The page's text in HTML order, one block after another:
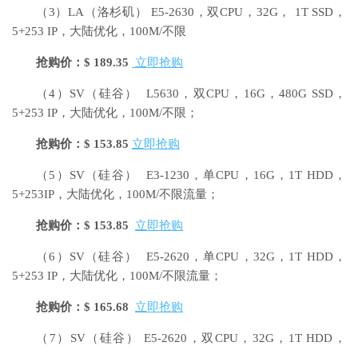
（3）LA（洛杉矶）
E5-2630，双CPU，32G， 1T SSD，
5+253 IP，大陆优化，100M/不限
抢购价：$ 189.35 立即抢购
（4）SV（硅谷）
L5630，双CPU，16G，480G SSD，
5+253 IP，大陆优化，100M/不限；
抢购价：$ 153.85 立即抢购
（5）SV（硅谷） E3-1230，单CPU，16G，1T HDD，
5+253IP，大陆优化，100M/不限流量；
抢购价：$ 153.85 立即抢购
（6）SV（硅谷） E5-2620，单CPU，32G，1T HDD，
5+253 IP，大陆优化，100M/不限流量；
抢购价：$ 165.68 立即抢购
（7）SV（硅谷） E5-2620，双CPU，32G，1T HDD，